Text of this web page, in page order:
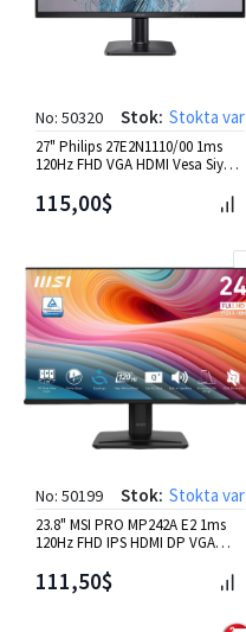
No: 50320 Stok: Stokta var
27" Philips 27E2N1110/00 1ms
120Hz FHD VGA HDMI Vesa Siyah
115,00$
No: 50199 Stok: Stokta var
23.8" MSI PRO MP242A E2 1ms
120Hz FHD IPS HDMI DP VGA
111,50$